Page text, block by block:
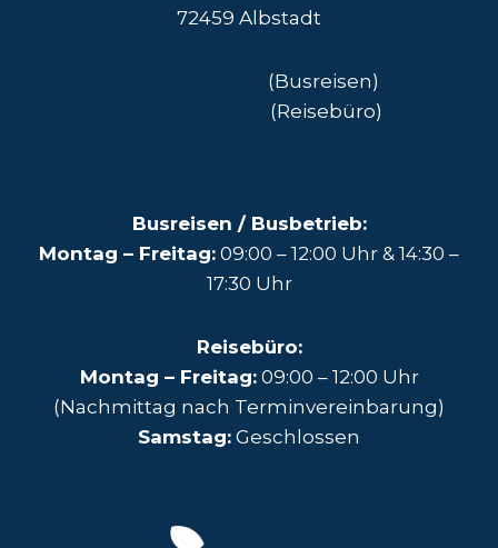
72459 Albstadt
(Busreisen)
(Reisebüro)
Busreisen / Busbetrieb:
Montag – Freitag: 09:00 – 12:00 Uhr & 14:30 –
17:30 Uhr
Reisebüro:
Montag – Freitag:09:00 – 12:00 Uhr
(Nachmittag nach Terminvereinbarung)
Samstag: Geschlossen